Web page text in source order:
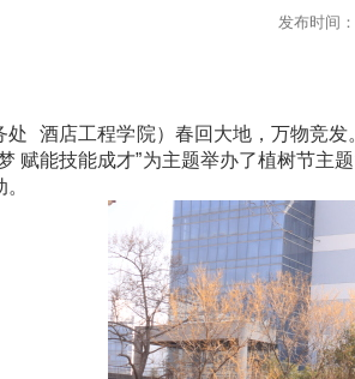
发布时间
处 酒店工程学院） 春回大地，万物竞发
赋能技能成才”为主题举办了植树节